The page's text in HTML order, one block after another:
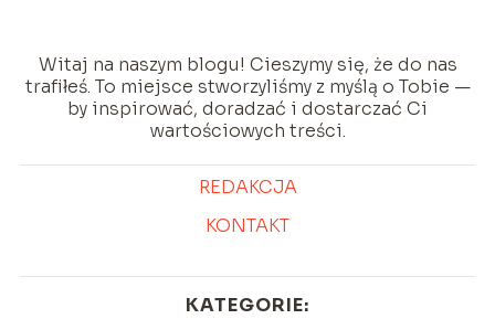
Witaj na naszym blogu! Cieszymy się, że do nas
trafiłeś. To miejsce stworzyliśmy z myślą o Tobie —
by inspirować, doradzać i dostarczać Ci
wartościowych treści.
REDAKCJA
KONTAKT
KATEGORIE: